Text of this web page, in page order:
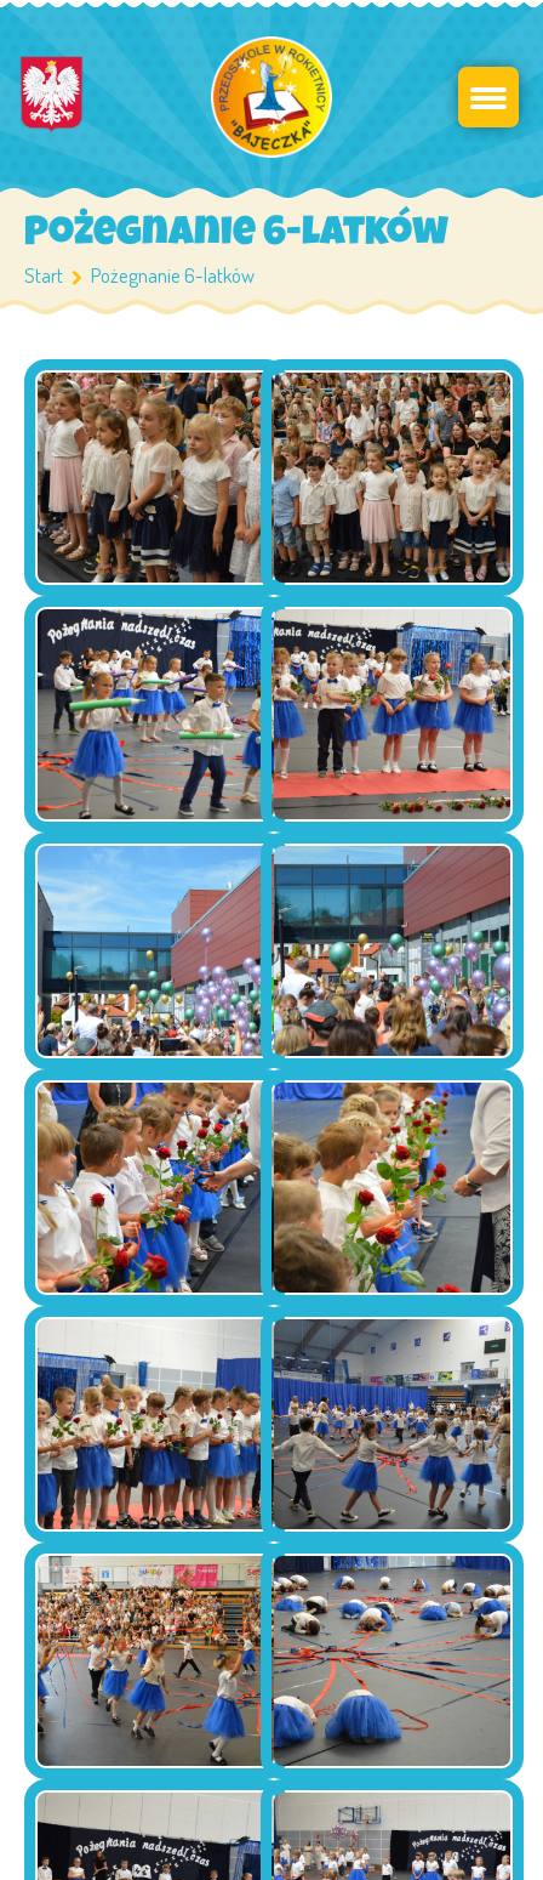
Pożegnanie 6-latków
Start Pożegnanie 6-latków